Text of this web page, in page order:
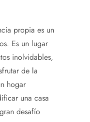
propia es un
Es un lugar
inolvidables,
de la
hogar
una casa
desafío